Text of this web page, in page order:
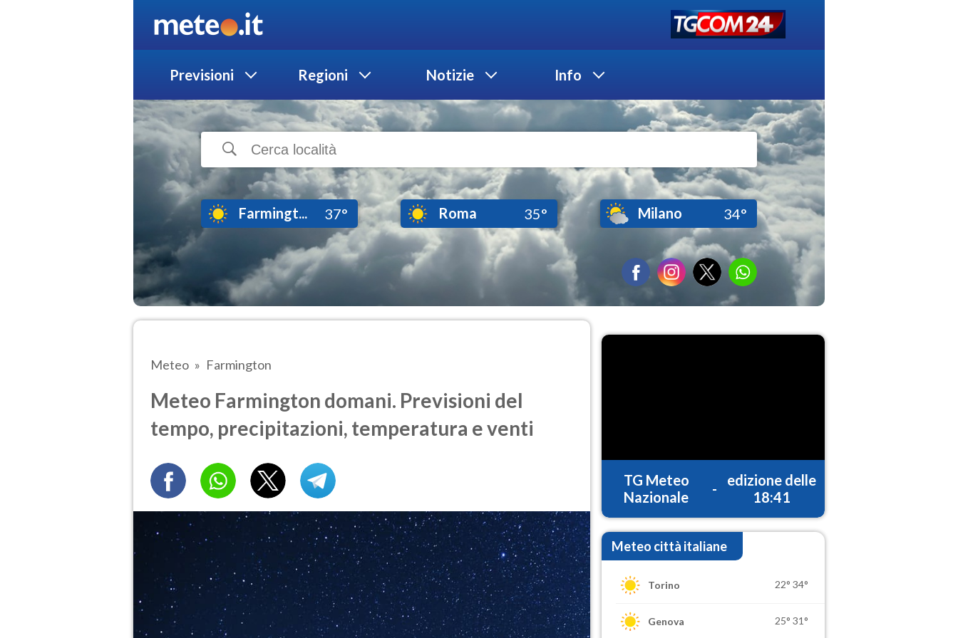
Previsioni Regioni Notizie Info
Farmingt... 37° Roma 35° Milano 34°
Meteo Farmington
Meteo Farmington domani. Previsioni del
tempo, precipitazioni, temperatura e venti
TG Meteo
Nazionale
-
edizione delle
18:41
Meteo città italiane
Torino 22° 34°
Genova 25° 31°